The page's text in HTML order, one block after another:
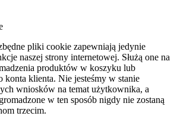
pliki cookie zapewniają jedynie
naszej strony internetowej. Służą one na
produktów w koszyku lub
konta klienta. Nie jesteśmy w stanie
wniosków na temat użytkownika, a
w ten sposób nigdy nie zostaną
trzecim.